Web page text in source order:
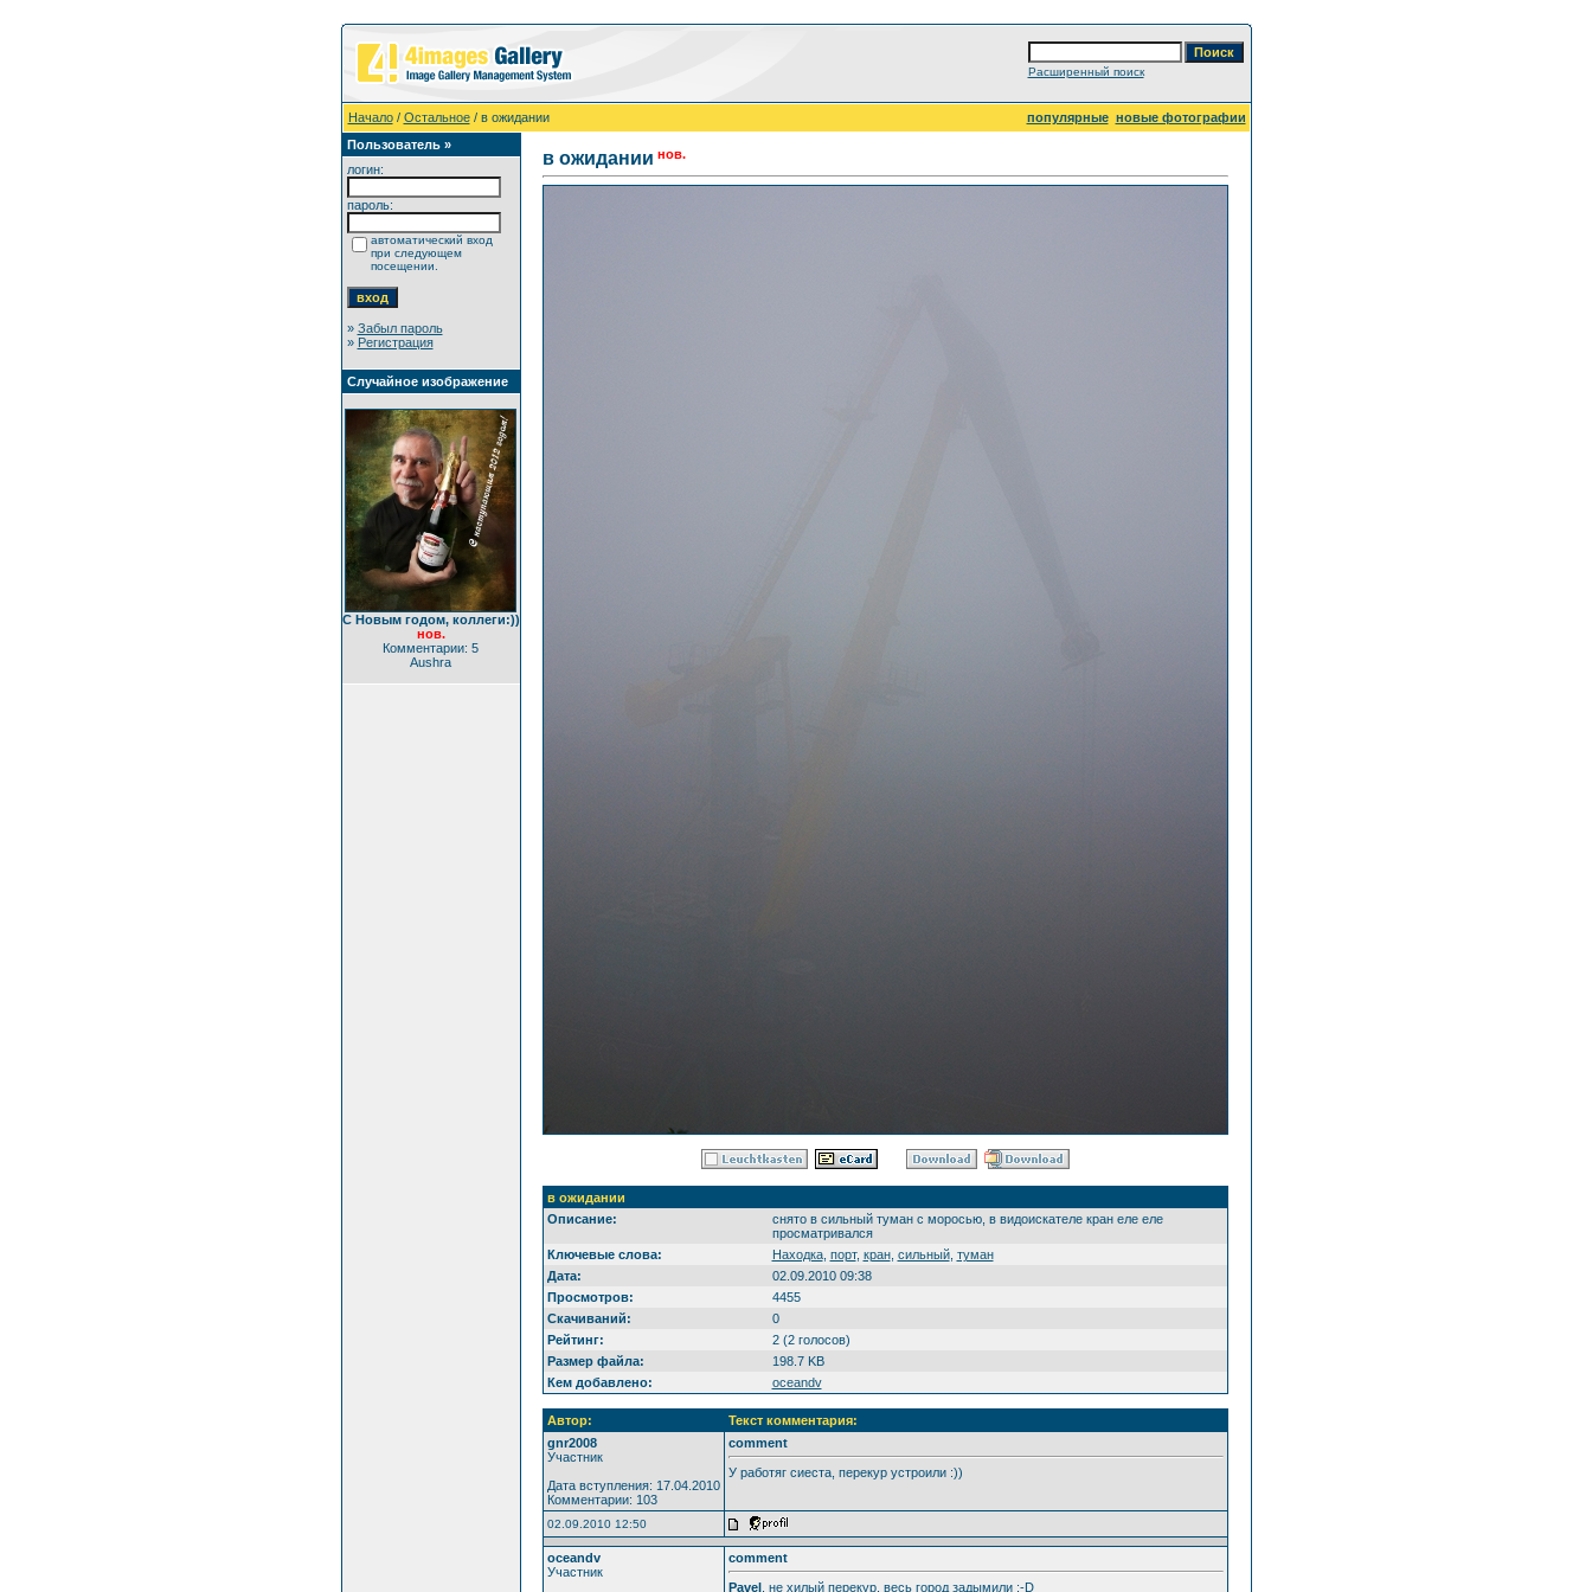
Расширенный поиск
Начало/ Остальное/ в ожидании популярные новые фотографии
Пользователь »
логин:
пароль:
автоматический вход
при следующем
посещении.
» Забыл пароль
» Регистрация
Случайное изображение
С Новым годом, коллеги:))
нов.
Комментарии: 5
Aushra
в ожидании нов.
в ожидании
Описание:
снято в сильный туман с моросью, в видоискателе кран еле еле
просматривался
Ключевые слова:
Находка, порт, кран, сильный, туман
Дата:
02.09.2010 09:38
Просмотров:
4455
Скачиваний:
0
Рейтинг:
2 (2 голосов)
Размер файла:
198.7 KB
Кем добавлено:
oceandv
Автор:
Текст комментария:
gnr2008
Участник
Дата вступления: 17.04.2010
Комментарии: 103
comment
У работяг сиеста, перекур устроили :))
02.09.2010 12:50
oceandv
Участник
comment
Pavel, не хилый перекур, весь город задымили :-D